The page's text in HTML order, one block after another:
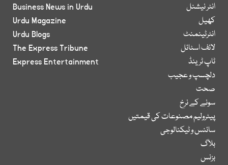
انٹر نیشنل
کھیل
انٹرٹینمنٹ
لائف اسٹائل
ٹاپ ٹرینڈ
دلچسپ و عجیب
صحت
سونے کے نرخ
پیٹرولیم مصنوعات کی قیمتیں
سائنس و ٹیکنالوجی
بلاگ
بزنس
Business News in Urdu
Urdu Magazine
Urdu Blogs
The Express Tribune
Express Entertainment